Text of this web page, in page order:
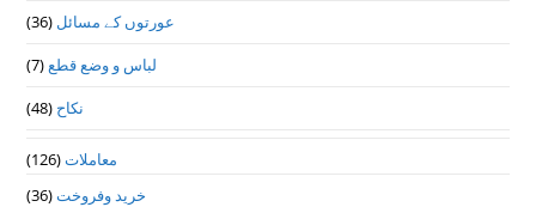
عورتوں کے مسائل (36)
لباس و وضع قطع(7)
نکاح (48)
معاملات(126)
خرید وفروخت(36)